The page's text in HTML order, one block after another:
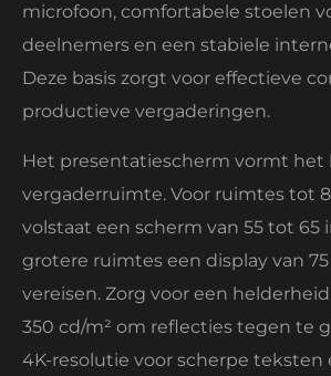
microfoon, comfortabele stoelen
deelnemers en een stabiele
Deze basis zorgt voor effectieve
productieve vergaderingen.
Het presentatiescherm vormt het
vergaderruimte. Voor ruimtes tot
volstaat een scherm van 55 tot 65
grotere ruimtes een display van
vereisen. Zorg voor een
350 cd/m² om reflecties tegen te
4K-resolutie voor scherpe teksten